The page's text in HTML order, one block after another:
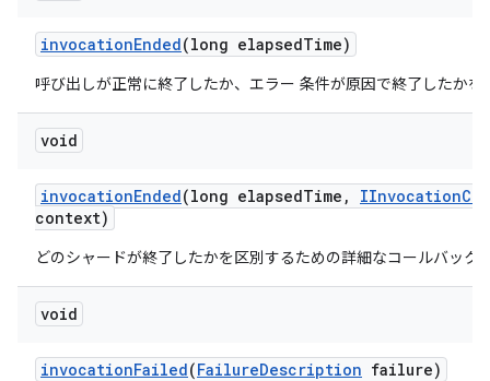
invocationEnded(long elapsedTime)
呼び出しが正常に終了したか、エラー 条件が原因で終了したかを
void
invocationEnded(long elapsedTime , IInvocation
context)
どのシャードが終了したかを区別するための詳細なコールバック
void
invocationFailed(FailureDescription failure)